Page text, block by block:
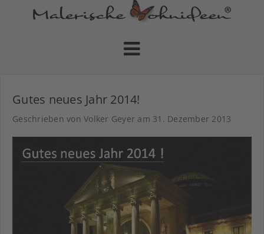
Gutes neues Jahr 2014!
Geschrieben von Volker Geyer am 31. Dezember 2013